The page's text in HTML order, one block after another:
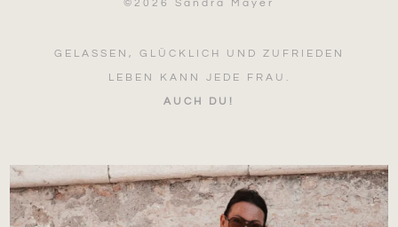
© 2026 Sandra Mayer
GELASSEN, GLÜCKLICH UND ZUFRIEDEN
LEBEN KANN JEDE FRAU.
AUCH DU!